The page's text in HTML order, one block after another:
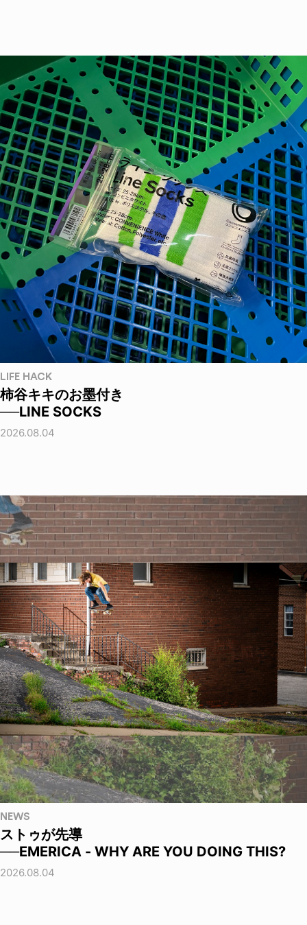
LIFE HACK
柿谷キキのお墨付き
──LINE SOCKS
2026.08.04
NEWS
ストゥが先導
──EMERICA - WHY ARE YOU DOING THIS?
2026.08.04